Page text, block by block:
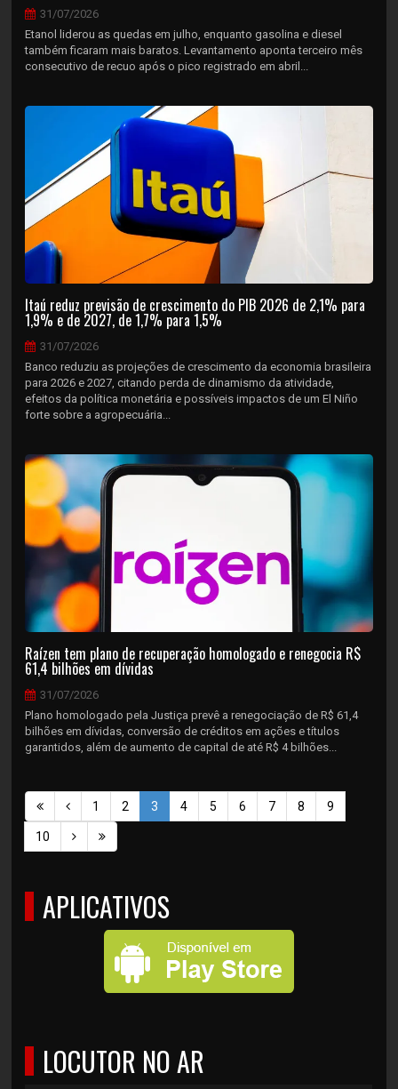
31/07/2026
Etanol liderou as quedas em julho, enquanto gasolina e diesel
também ficaram mais baratos. Levantamento aponta terceiro mês
consecutivo de recuo após o pico registrado em abril...
Itaú reduz previsão de crescimento do PIB 2026 de 2,1% para
1,9% e de 2027, de 1,7% para 1,5%
31/07/2026
Banco reduziu as projeções de crescimento da economia brasileira
para 2026 e 2027, citando perda de dinamismo da atividade,
efeitos da política monetária e possíveis impactos de um El Niño
forte sobre a agropecuária...
Raízen tem plano de recuperação homologado e renegocia R$
61,4 bilhões em dívidas
31/07/2026
Plano homologado pela Justiça prevê a renegociação de R$ 61,4
bilhões em dívidas, conversão de créditos em ações e títulos
garantidos, além de aumento de capital de até R$ 4 bilhões...
1 2 3 4 5 6 7 8 9
10
APLICATIVOS
LOCUTOR NO AR